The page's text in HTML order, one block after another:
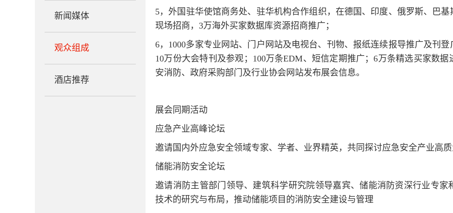
新闻媒体
观众组成
酒店推荐
5，外国驻华使馆商务处、驻华机构合作组织，在德国、印度、俄罗斯、巴
现场招商，3万海外买家数据库资源招商推广；
6，1000多家专业网站、门户网站及电视台、刊物、报纸连续报导推广及刊
10万份大会特刊及参观；100万条EDM、短信定期推广；6万条精选买家数
安消防、政府采购部门及行业协会网站发布展会信息。
展会同期活动
应急产业高峰论坛
邀请国内外应急安全领域专家、学者、业界精英，共同探讨应急安全产业高
储能消防安全论坛
邀请消防主管部门领导、建筑科学研究院领导嘉宾、储能消防资深行业专
技术的研究与布局，推动储能项目的消防安全建设与管理